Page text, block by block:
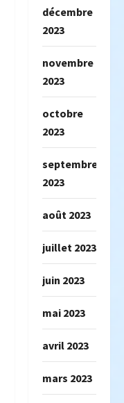
décembre
2023
novembre
2023
octobre
2023
septembre
2023
août 2023
juillet 2023
juin 2023
mai 2023
avril 2023
mars 2023